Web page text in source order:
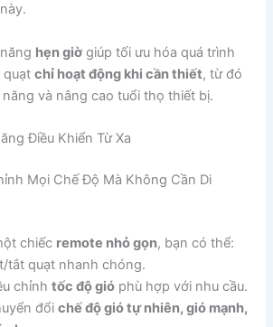
hẹn giờ giúp tối ưu hóa quá trình
quạtchỉ hoạt động khi cần thiết, từ đó
và nâng cao tuổi thọ thiết bị.
Điều Khiển Từ Xa
Mọi Chế Độ Mà Không Cần Di
chiếc remote nhỏ gọn, bạn có thể:
tắt quạt nhanh chóng.
chỉnhtốc độ gió phù hợp với nhu cầu.
đổichế độ gió tự nhiên, gió mạnh,